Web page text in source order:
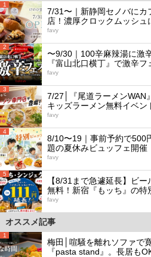
1
7/31〜｜新静岡セノバにカ
店！濃厚クロックムッシュ
favy
2
〜9/30｜100辛麻辣湯に激
『富山北口横丁』で激辛フ
favy
3
7/27│『尾道ラーメンWAN
キッズラーメン無料イベン
favy
4
8/10〜19｜事前予約で500
題の夏休みビュッフェ開催
favy
5
【8/31まで急遽延長】ビ
無料！新宿『もッち』の特
favy
オススメ記事
1
梅田│喧騒を離れソファで
『pasta stand』。長居も